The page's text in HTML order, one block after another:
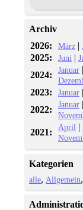
Archiv
2026:
März |
2025: Juni |
2024: Januar
2023: Januar
2022: Januar
2021: April |
Kategorien
alle Allgemein